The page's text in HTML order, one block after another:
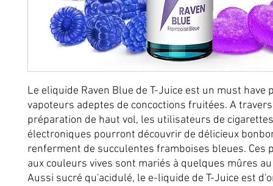
Le eliquide Raven Blue de T-Juice est un must have
vapoteurs adeptes de concoctions fruitées. A
préparation de haut vol, les utilisateurs de cigarettes
électroniques pourront découvrir de délicieux
renferment de succulentes framboises bleues. Ces
aux couleurs vives sont mariés à quelques mûres
Aussi sucré qu'acidulé, le e-liquide de T-Juice est